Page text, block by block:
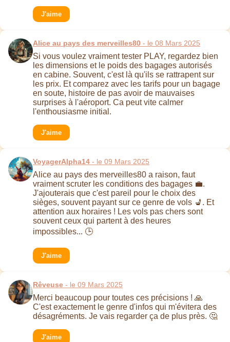
J'aime
Alice au pays des merveilles80 - le 08 Mars 2025
Si vous voulez vraiment tester PLAY, regardez bien
les dimensions et le poids des bagages autorisés
en cabine. Souvent, c'est là qu'ils se rattrapent sur
les prix. Et comparez avec les tarifs pour un bagage
en soute, histoire de pas avoir de mauvaises
surprises à l'aéroport. Ca peut vite calmer
l'enthousiasme initial.
J'aime
VoyagerAlpha14 - le 09 Mars 2025
Alice au pays des merveilles80 a raison, faut
vraiment scruter les conditions des bagages 💼.
J'ajouterais que c'est pareil pour le choix des
sièges, souvent payant sur ce genre de vols 💺. Et
attention aux horaires ! Les vols pas chers sont
souvent ceux qui partent à des heures
impossibles... 🕒
J'aime
Rêveuse - le 09 Mars 2025
Merci beaucoup pour toutes ces précisions ! 🙏
C'est exactement le genre d'infos qui m'évitera des
désagréments. Je vais regarder ça de plus près. 🤔
J'aime